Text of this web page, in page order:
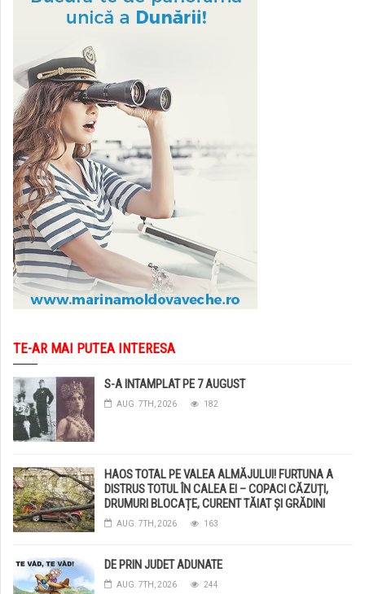
TE-AR MAI PUTEA INTERESA
S-A INTAMPLAT PE 7 AUGUST
AUG. 7TH, 2026 182
HAOS TOTAL PE VALEA ALMĂJULUI! FURTUNA A
DISTRUS TOTUL ÎN CALEA EI – COPACI CĂZUȚI,
DRUMURI BLOCAȚE, CURENT TĂIAT ȘI GRĂDINI
DISTRUSE DE GRINDINĂ!
AUG. 7TH, 2026 163
DE PRIN JUDET ADUNATE
AUG. 7TH, 2026 244